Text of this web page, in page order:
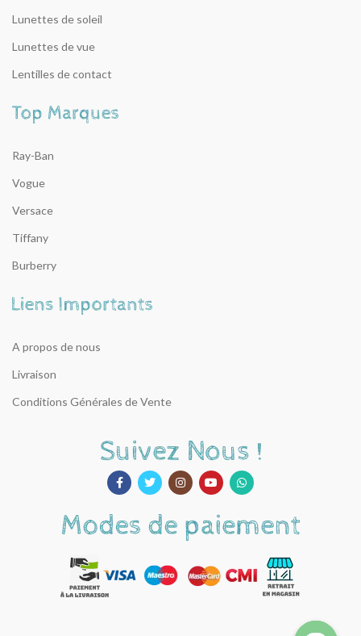
Lunettes de soleil
Lunettes de vue
Lentilles de contact
Ray-Ban
Vogue
Versace
Tiffany
Burberry
A propos de nous
Livraison
Conditions Générales de Vente